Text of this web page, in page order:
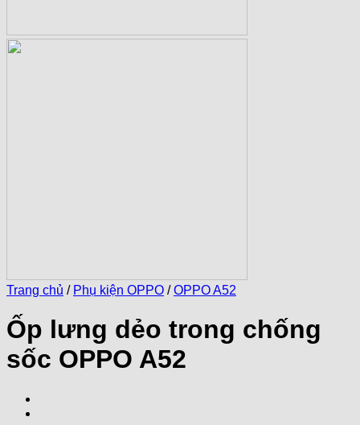
Trang chủ / Phụ kiện OPPO / OPPO A52
Ốp lưng dẻo trong chống
sốc OPPO A52